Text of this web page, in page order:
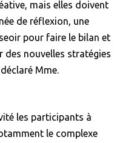
mais elles doivent
de réflexion, une
pour faire le bilan et
des nouvelles stratégies
Mme.
les participants à
le complexe